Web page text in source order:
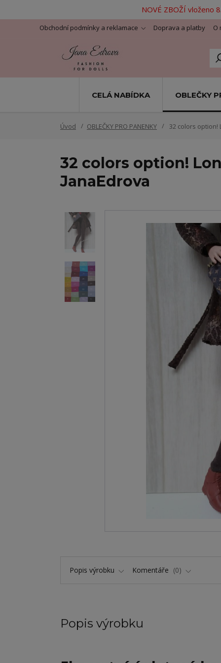
NOVÉ ZBOŽÍ vloženo
Obchodní podmínky a reklamace Doprava a platby O
CELÁ NABÍDKA OBLEČKY
Úvod OBLEČKY PRO PANENKY 32 colors option!
32 colors option!
JanaEdrova
Popis výrobku Komentáře 0
Popis výrobku